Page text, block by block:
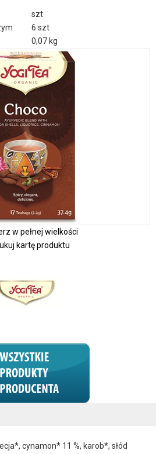
szt
6 szt
0,07 kg
w pełnej wielkości
kartę produktu
cynamon* 11 %, karob*, słód